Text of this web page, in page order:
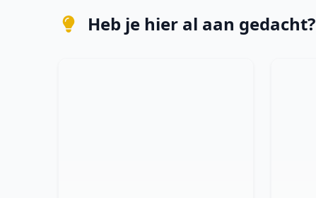
Heb je hier al aan gedacht?